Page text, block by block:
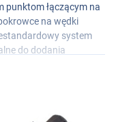
punktom łączącym na
na wędki
system
do dodania
ma zapinaną na